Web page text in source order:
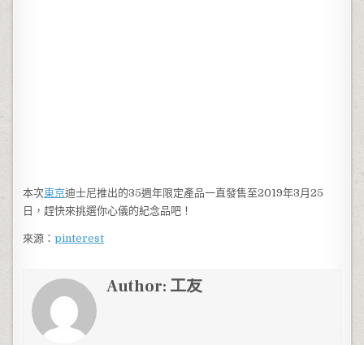
本次東京迪士尼推出的35週年限定產品一直發售至2019年3月25
日，趕快來挑選你心儀的紀念品吧！
來源：pinterest
Author: 工友